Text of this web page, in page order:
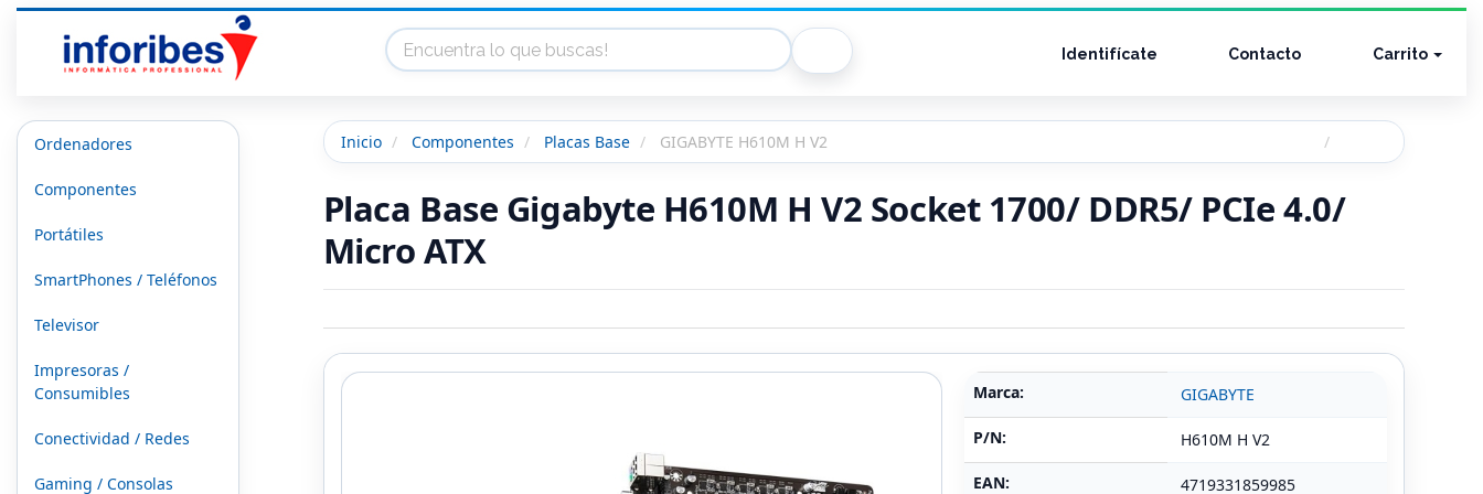
Identifícate Contacto Carrito
Ordenadores
Componentes
Portátiles
SmartPhones / Teléfonos
Televisor
Impresoras /
Consumibles
Conectividad / Redes
Gaming / Consolas
Inicio Componentes Placas Base GIGABYTE H610M H V2
Placa Base Gigabyte H610M H V2 Socket 1700/ DDR5/ PCIe 4.0/
Micro ATX
Marca: GIGABYTE
P/N: H610M H V2
EAN: 4719331859985